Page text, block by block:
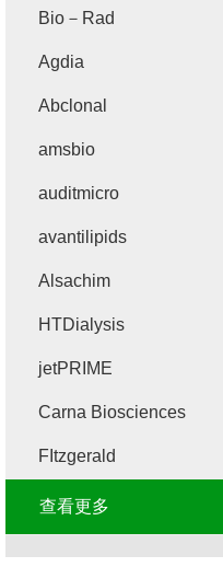
Bio－Rad
Agdia
Abclonal
amsbio
auditmicro
avantilipids
Alsachim
HTDialysis
jetPRIME
Carna Biosciences
FItzgerald
查看更多